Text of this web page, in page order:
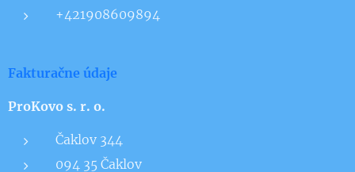
+421908609894
Fakturačne údaje
ProKovo s. r. o.
Čaklov 344
094 35 Čaklov